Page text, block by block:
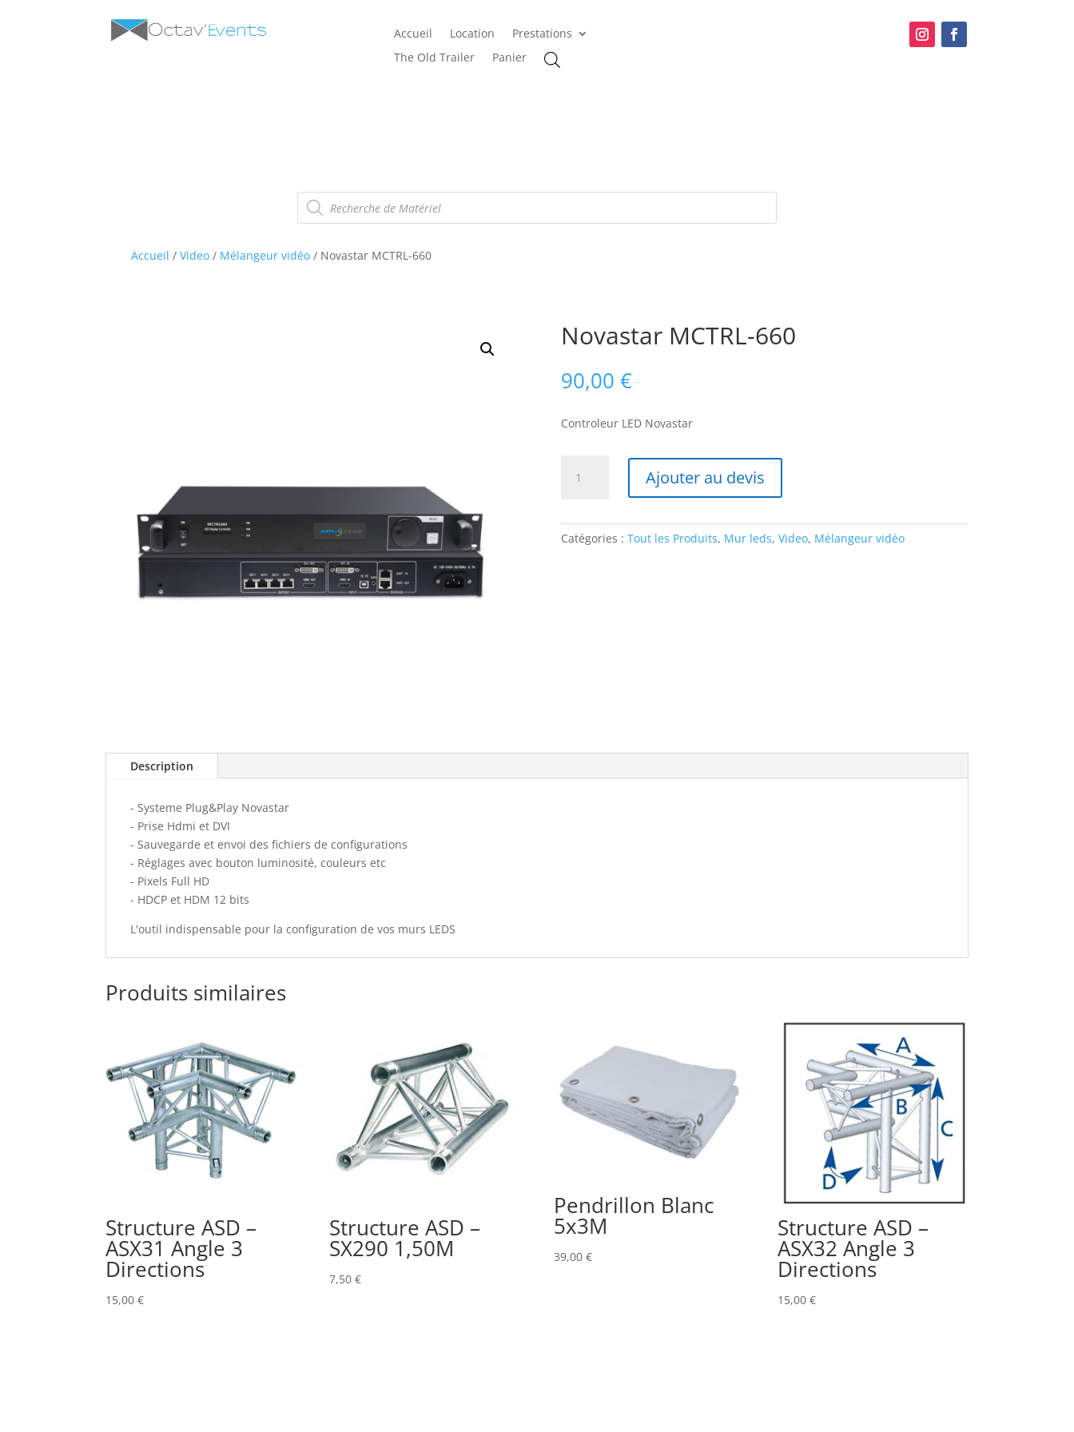
Accueil Location
Prestations
The Old Trailer
Panier
Recherche
de
produits
Accueil /Video / Mélangeur vidéo / Novastar MCTRL-660
Novastar MCTRL-660
90,00 €
Controleur LED Novastar
660
Ajouter au devis
Catégories : Tout les Produits, Mur leds, Video, Mélangeur vidéo
Description
- Systeme Plug&Play Novastar
- Prise Hdmi et DVI
- Sauvegarde et envoi des fichiers de configurations
- Réglages avec bouton luminosité, couleurs etc
- Pixels Full HD
- HDCP et HDM 12 bits
L'outil indispensable pour la configuration de vos murs LEDS
Produits similaires
Structure ASD –
ASX31 Angle 3
Directions
15,00 €
Structure ASD –
SX290 1,50M
7,50€
Pendrillon Blanc
5x3M
39,00 €
Structure ASD –
ASX32 Angle 3
Directions
15,00 €